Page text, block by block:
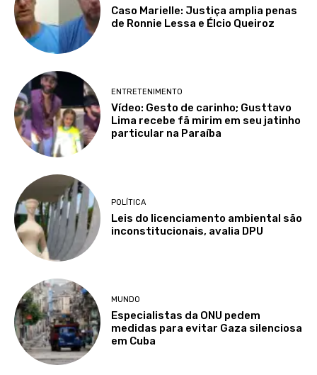
Caso Marielle: Justiça amplia penas
de Ronnie Lessa e Élcio Queiroz
ENTRETENIMENTO
Vídeo: Gesto de carinho; Gusttavo
Lima recebe fã mirim em seu jatinho
particular na Paraíba
POLÍTICA
Leis do licenciamento ambiental são
inconstitucionais, avalia DPU
MUNDO
Especialistas da ONU pedem
medidas para evitar Gaza silenciosa
em Cuba